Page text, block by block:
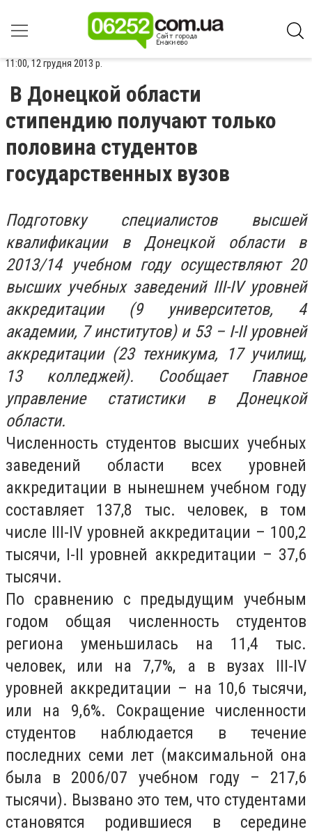
11:00, 12 грудня 2013 р.
В Донецкой области
стипендию получают только
половина студентов
государственных вузов
Подготовку специалистов высшей
квалификации в Донецкой области в
2013/14 учебном году осуществляют 20
высших учебных заведений III-IV уровней
аккредитации (9 университетов, 4
академии, 7 институтов) и 53 – I-II уровней
аккредитации (23 техникума, 17 училищ,
13 колледжей). Сообщает Главное
управление статистики в Донецкой
области.
Численность студентов высших учебных
заведений области всех уровней
аккредитации в нынешнем учебном году
составляет 137,8 тыс. человек, в том
числе III-IV уровней аккредитации – 100,2
тысячи, I-II уровней аккредитации – 37,6
тысячи.
По сравнению с предыдущим учебным
годом общая численность студентов
региона уменьшилась на 11,4 тыс.
человек, или на 7,7%, а в вузах III-IV
уровней аккредитации – на 10,6 тысячи,
или на 9,6%. Сокращение численности
студентов наблюдается в течение
последних семи лет (максимальной она
была в 2006/07 учебном году – 217,6
тысячи). Вызвано это тем, что студентами
становятся родившиеся в середине